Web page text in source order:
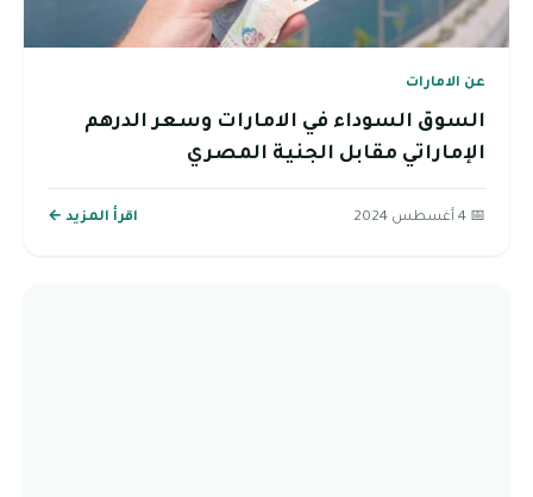
عن الامارات
السوق السوداء في الامارات وسعر الدرهم
الإماراتي مقابل الجنية المصري
📅 4 أغسطس 2024 اقرأ المزيد ←